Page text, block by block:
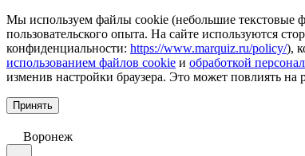
Мы используем файлы cookie (небольшие текстовые
пользовательского опыта. На сайте используются
конфиденциальности: https://www.marquiz.ru/policy/),
использованием файлов cookie и обработкой
изменив настройки браузера. Это может повлиять на
Принять
Воронеж